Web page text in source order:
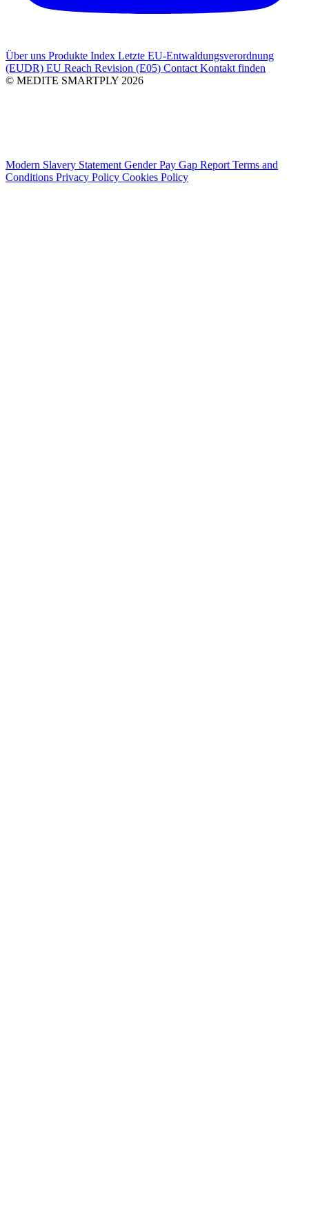
Über uns Produkte Index Letzte EU-Entwaldungsverordnung
(EUDR) EU Reach Revision (E05) Contact Kontakt finden
© MEDITE SMARTPLY 2026
Modern Slavery Statement Gender Pay Gap Report Terms and
Conditions Privacy Policy Cookies Policy